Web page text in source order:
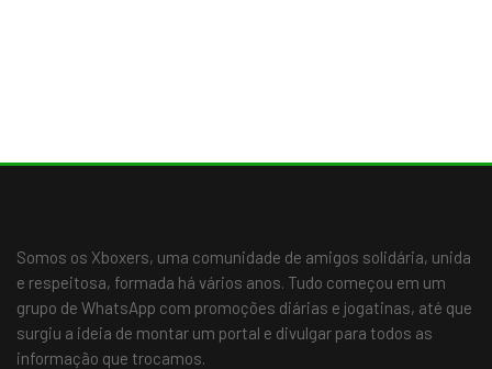
Somos os Xboxers, uma comunidade de amigos solidária, unida
e respeitosa, formada há vários anos. Tudo começou em um
grupo de WhatsApp com promoções diárias e jogatinas, até que
surgiu a ideia de montar um portal e divulgar para todos as
informação que trocamos.